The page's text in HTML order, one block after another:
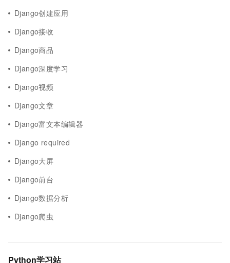
Django创建应用
Django接收
Django商品
Django深度学习
Django视频
Django文章
Django富文本编辑器
Django required
Django大屏
Django前台
Django数据分析
Django爬虫
Python学习站